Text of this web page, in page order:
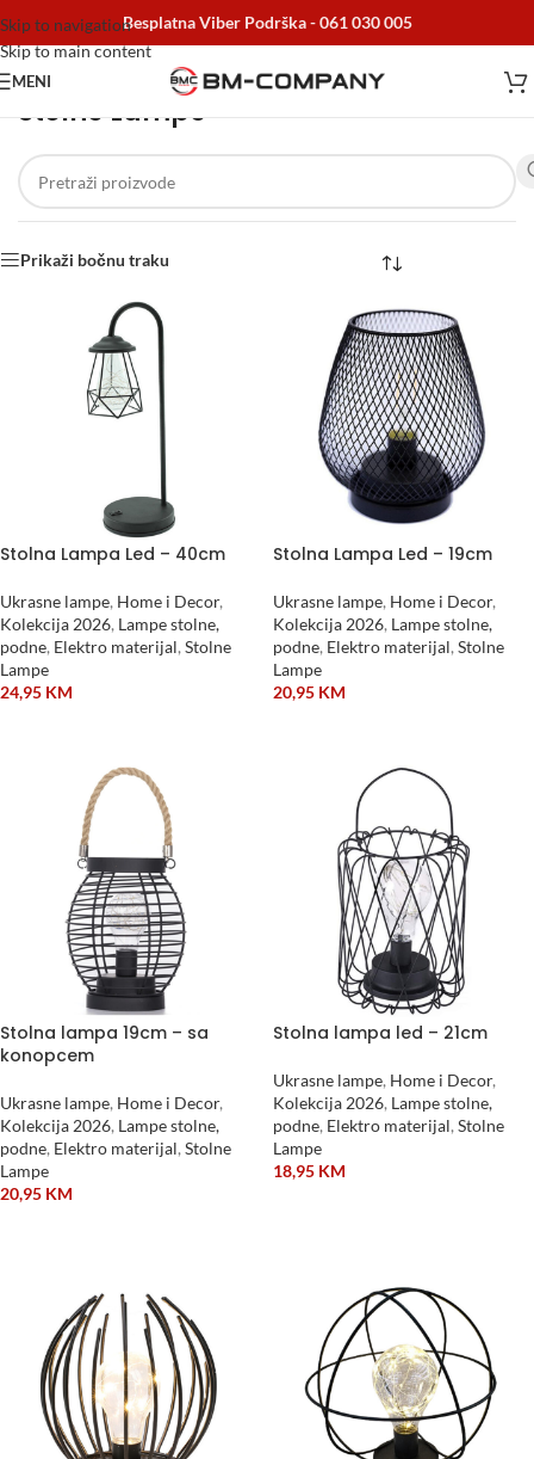
Skip to navigation
Skip to main content
Besplatna Viber Podrška -061 030 005
MENI
Stolne Lampe
Prikaži bočnu traku
Stolna Lampa Led – 40cm
Ukrasne lampe, Home i Decor,
Kolekcija 2026, Lampe stolne,
podne, Elektro materijal, Stolne
Lampe
24,95 KM
Stolna Lampa Led – 19cm
Ukrasne lampe, Home i Decor,
Kolekcija 2026, Lampe stolne,
podne, Elektro materijal, Stolne
Lampe
20,95 KM
Stolna lampa 19cm – sa
konopcem
Ukrasne lampe, Home i Decor,
Kolekcija 2026, Lampe stolne,
podne, Elektro materijal, Stolne
Lampe
20,95 KM
Stolna lampa led – 21cm
Ukrasne lampe, Home i Decor,
Kolekcija 2026, Lampe stolne,
podne, Elektro materijal, Stolne
Lampe
18,95 KM